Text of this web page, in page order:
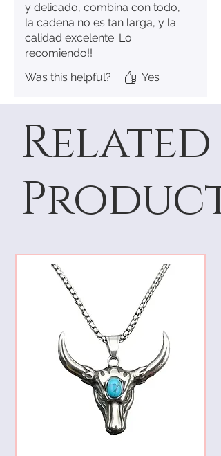
y delicado, combina con todo,
la cadena no es tan larga, y la
calidad excelente. Lo
recomiendo!!
Was this helpful?
Yes
Related
Products